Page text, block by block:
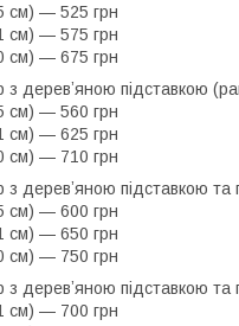
см) — 525 грн
см) — 575 грн
см) — 675 грн
з деревʼяною підставкою
см) — 560 грн
см) — 625 грн
см) — 710 грн
з деревʼяною підставкою та
см) — 600 грн
см) — 650 грн
см) — 750 грн
з деревʼяною підставкою та
см) — 700 грн